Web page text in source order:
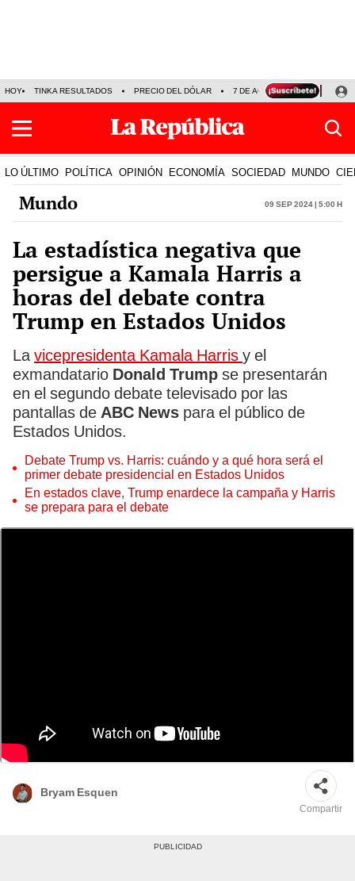
HOY TINKA RESULTADOS PRECIO DEL DÓLAR 7 DE AGOSTO OLLANTA
LO ÚLTIMO POLÍTICA OPINIÓN ECONOMÍA SOCIEDAD MUNDO
Mundo 09 Sep 2024 | 5:00 h
La estadística negativa que
persigue a Kamala Harris a
horas del debate contra
Trump en Estados Unidos
La vicepresidenta Kamala Harris y el
exmandatario Donald Trump se presentarán
en el segundo debate televisado por las
pantallas de ABC News para el público de
Estados Unidos.
Debate Trump vs. Harris: cuándo y a qué hora será el
primer debate presidencial en Estados Unidos
En estados clave, Trump enardece la campaña y Harris
se prepara para el debate
La vicepresidenta de Estados Unidos cuenta con un récord negativo que
buscará romper en las elecciones del 5 de noviembre. Foto: composición
LR/AFP
Bryam Esquen
Compartir